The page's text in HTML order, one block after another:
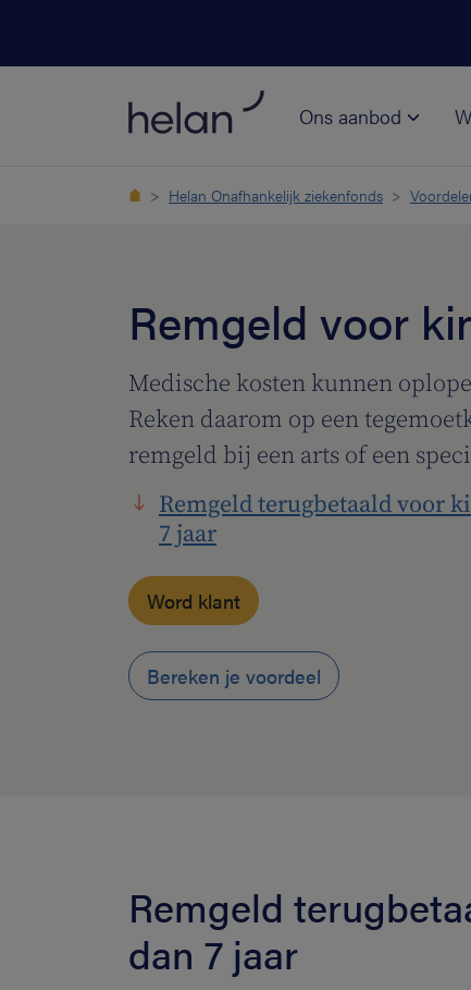
Ons aanbod
Helan Onafhankelijk ziekenfonds
Remgeld voor
Medische kosten kunnen
Reken daarom op een
remgeld bij een arts of een
Remgeld terugbetaald voor
7 jaar
Word klant
Bereken je voordeel
Remgeld
dan 7 jaar